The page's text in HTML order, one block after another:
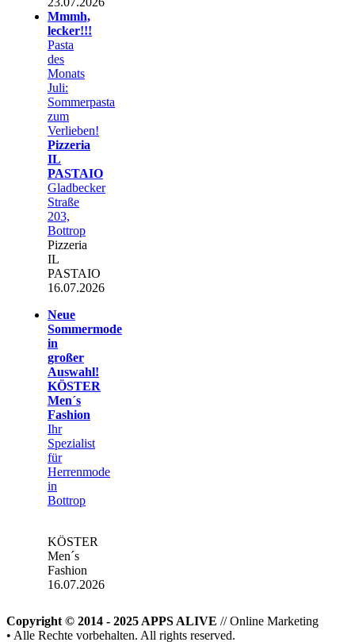
Mmmh,
lecker!!!
Pasta
des
Monats
Juli:
Sommerpasta
zum
Verlieben!
Pizzeria
IL
PASTAIO
Gladbecker
Straße
203,
Bottrop
Pizzeria
IL
PASTAIO
16.07.2026
Neue
Sommermode
in
großer
Auswahl!
KÖSTER
Men´s
Fashion
Ihr
Spezialist
für
Herrenmode
in
Bottrop
KÖSTER
Men´s
Fashion
16.07.2026
Copyright © 2014 - 2025 APPS ALIVE // Online Marketing
• Alle Rechte vorbehalten. All rights reserved.